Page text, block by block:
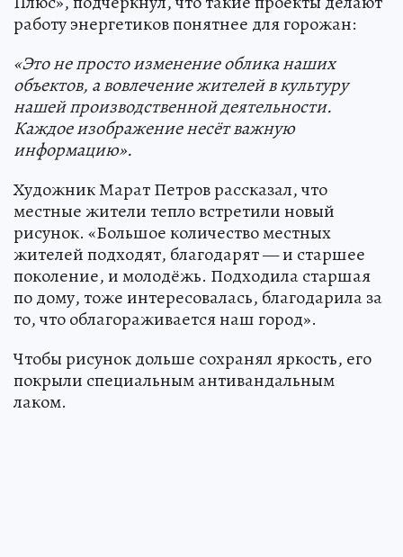
работу энергетиков понятнее для горожан:
«Это не просто изменение облика наших
объектов, а вовлечение жителей в культуру
нашей производственной деятельности.
Каждое изображение несёт важную
информацию».
Художник Марат Петров рассказал, что
местные жители тепло встретили новый
рисунок. «Большое количество местных
жителей подходят, благодарят — и старшее
поколение, и молодёжь. Подходила старшая
по дому, тоже интересовалась, благодарила за
то, что облагораживается наш город».
Чтобы рисунок дольше сохранял яркость, его
покрыли специальным антивандальным
лаком.